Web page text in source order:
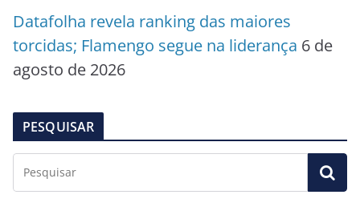
Datafolha revela ranking das maiores
torcidas; Flamengo segue na liderança 6 de
agosto de 2026
PESQUISAR